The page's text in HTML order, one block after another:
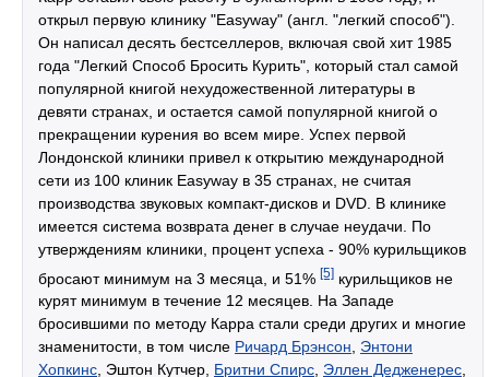
открыл первую клинику "Easyway" (англ. "легкий способ").
Он написал десять бестселлеров, включая свой хит 1985
года "Легкий Способ Бросить Курить", который стал самой
популярной книгой нехудожественной литературы в
девяти странах, и остается самой популярной книгой о
прекращении курения во всем мире. Успех первой
Лондонской клиники привел к открытию международной
сети из 100 клиник Easyway в 35 странах, не считая
производства звуковых компакт-дисков и DVD. В клинике
имеется система возврата денег в случае неудачи. По
утверждениям клиники, процент успеха - 90% курильщиков
бросают минимум на 3 месяца, и 51% [5] курильщиков не
курят минимум в течение 12 месяцев. На Западе
бросившими по методу Карра стали среди других и многие
знаменитости, в том числе Ричард Брэнсон, Энтони
Хопкинс, Эштон Кутчер, Бритни Спирс, Эллен Дедженерес,